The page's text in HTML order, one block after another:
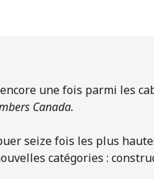
une fois parmi les
Canada.
seize fois les plus
catégories :